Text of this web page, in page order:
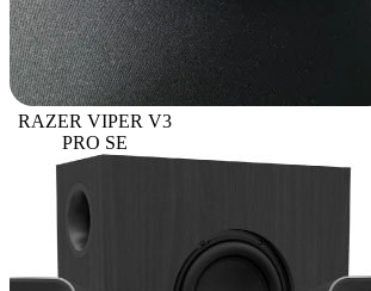
RAZER VIPER V3
PRO SE